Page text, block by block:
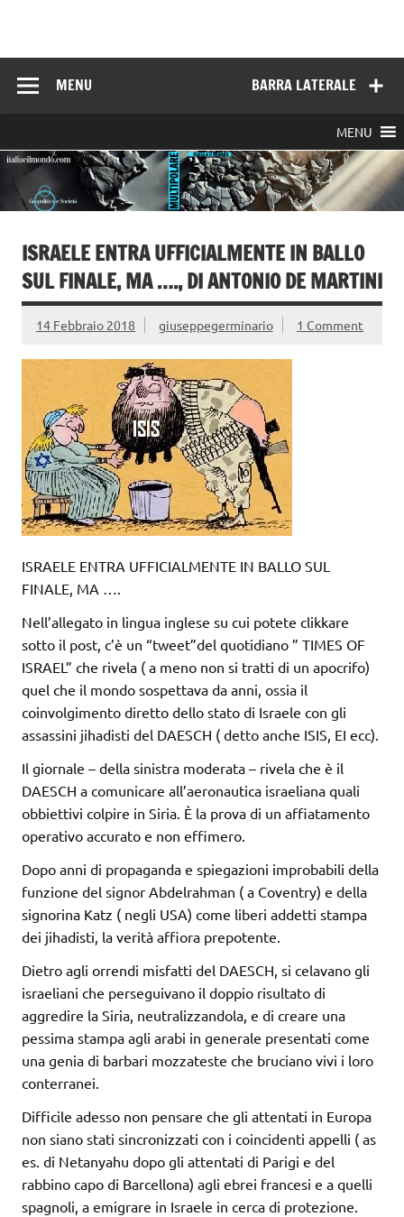
BARRA LATERALE
MENU
MENU
ISRAELE ENTRA UFFICIALMENTE IN BALLO
SUL FINALE, MA …., DI ANTONIO DE MARTINI
14 Febbraio 2018 giuseppegerminario 1 Comment
ISRAELE ENTRA UFFICIALMENTE IN BALLO SUL
FINALE, MA ….
Nell’allegato in lingua inglese su cui potete clikkare
sotto il post, c’è un “tweet”del quotidiano ” TIMES OF
ISRAEL” che rivela ( a meno non si tratti di un apocrifo)
quel che il mondo sospettava da anni, ossia il
coinvolgimento diretto dello stato di Israele con gli
assassini jihadisti del DAESCH ( detto anche ISIS, EI ecc).
Il giornale – della sinistra moderata – rivela che è il
DAESCH a comunicare all’aeronautica israeliana quali
obbiettivi colpire in Siria. È la prova di un affiatamento
operativo accurato e non effimero.
Dopo anni di propaganda e spiegazioni improbabili della
funzione del signor Abdelrahman ( a Coventry) e della
signorina Katz ( negli USA) come liberi addetti stampa
dei jihadisti, la verità affiora prepotente.
Dietro agli orrendi misfatti del DAESCH, si celavano gli
israeliani che perseguivano il doppio risultato di
aggredire la Siria, neutralizzandola, e di creare una
pessima stampa agli arabi in generale presentati come
una genia di barbari mozzateste che bruciano vivi i loro
conterranei.
Difficile adesso non pensare che gli attentati in Europa
non siano stati sincronizzati con i coincidenti appelli ( as
es. di Netanyahu dopo gli attentati di Parigi e del
rabbino capo di Barcellona) agli ebrei francesi e a quelli
spagnoli, a emigrare in Israele in cerca di protezione.